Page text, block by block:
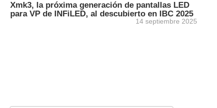
Xmk3, la próxima generación de pantallas LED
para VP de INFiLED, al descubierto en IBC 2025
14 septiembre 2025